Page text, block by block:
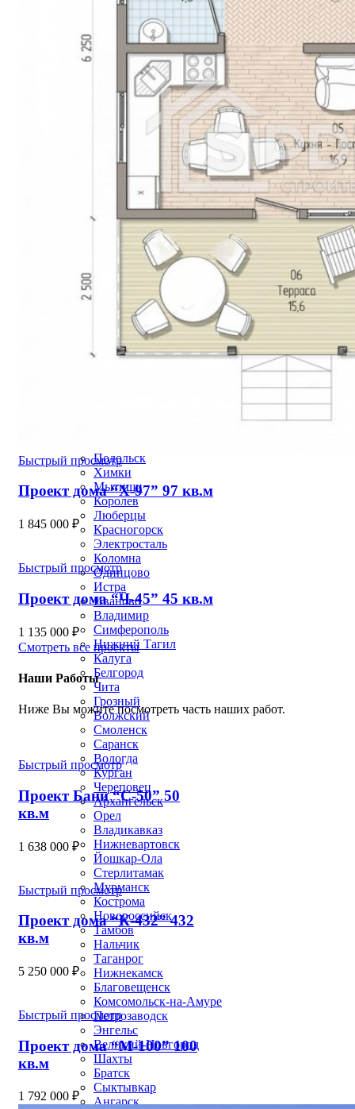
Хабаровск
Ульяновск
Иркутск
Владивосток
Ярославль
Севастополь
Томск
Кемерово
Набережные Челны
Новокузнецк
Балашиха
Чебоксары
Липецк
Калининград
Киров
Астрахань
Сочи
Улан-Удэ
Подольск
Химки
Мытищи
Королев
Люберцы
Красногорск
Электросталь
Коломна
Одинцово
Истра
Иваново
Владимир
Симферополь
Нижний Тагил
Калуга
Белгород
Чита
Грозный
Волжский
Смоленск
Саранск
Вологда
Курган
Череповец
Архангельск
Орел
Владикавказ
Нижневартовск
Йошкар-Ола
Стерлитамак
Мурманск
Кострома
Новороссийск
Тамбов
Нальчик
Таганрог
Нижнекамск
Благовещенск
Комсомольск-на-Амуре
Петрозаводск
Энгельс
Великий-Новгород
Шахты
Братск
Сыктывкар
Ангарск
Быстрый просмотр
Проект дома “Х-97” 97 кв.м
1 845 000 ₽
Быстрый просмотр
Проект дома “Ч-45” 45 кв.м
1 135 000 ₽
Смотреть все проекты
Наши Работы
Ниже Вы можите посмотреть часть наших работ.
Быстрый просмотр
Проект Бани “С-50” 50
кв.м
1 638 000 ₽
Быстрый просмотр
Проект дома “К-432” 432
кв.м
5 250 000 ₽
Быстрый просмотр
Проект дома “М-100” 100
кв.м
1 792 000 ₽